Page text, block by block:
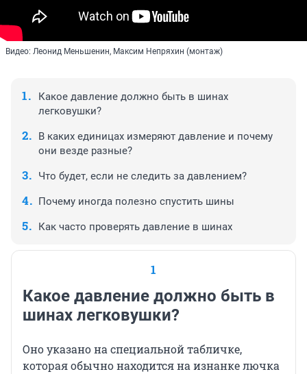
Видео: Леонид Меньшенин, Максим Непряхин (монтаж)
Какое давление должно быть в шинах
легковушки?
В каких единицах измеряют давление и почему
они везде разные?
Что будет, если не следить за давлением?
Почему иногда полезно спустить шины
Как часто проверять давление в шинах
1
Какое давление должно быть в
шинах легковушки?
Оно указано на специальной табличке,
которая обычно находится на изнанке лючка